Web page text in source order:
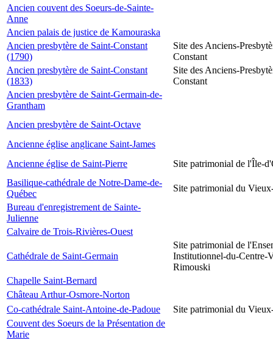
Ancien couvent des Soeurs-de-Sainte-
Anne
Ancien palais de justice de Kamouraska
Ancien presbytère de Saint-Constant
(1790)
Site des Anciens-
Constant
Ancien presbytère de Saint-Constant
(1833)
Site des Anciens-
Constant
Ancien presbytère de Saint-Germain-de-
Grantham
Ancien presbytère de Saint-Octave
Ancienne église anglicane Saint-James
Ancienne église de Saint-Pierre
Site patrimonial de l'Île-
Basilique-cathédrale de Notre-Dame-de-
Québec
Site patrimonial du
Bureau d'enregistrement de Sainte-
Julienne
Calvaire de Trois-Rivières-Ouest
Cathédrale de Saint-Germain
Site patrimonial de
Institutionnel-du-Centre-
Rimouski
Chapelle Saint-Bernard
Château Arthur-Osmore-Norton
Co-cathédrale Saint-Antoine-de-Padoue
Site patrimonial du
Couvent des Soeurs de la Présentation de
Marie